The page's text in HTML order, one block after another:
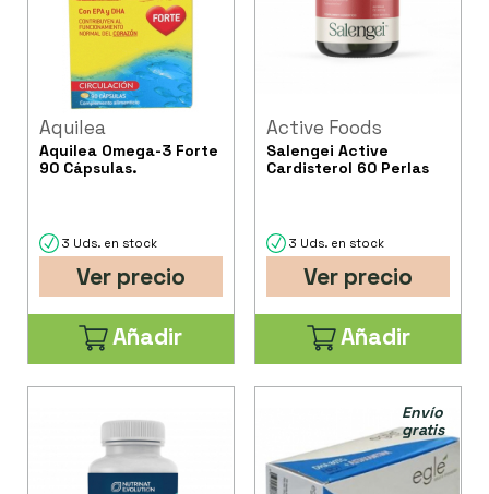
Aquilea
Aquilea Omega-3 Forte
90 Cápsulas.
3 Uds. en stock
Ver precio
Añadir
Active Foods
Salengei Active
Cardisterol 60 Perlas
3 Uds. en stock
Ver precio
Añadir
Envío
gratis